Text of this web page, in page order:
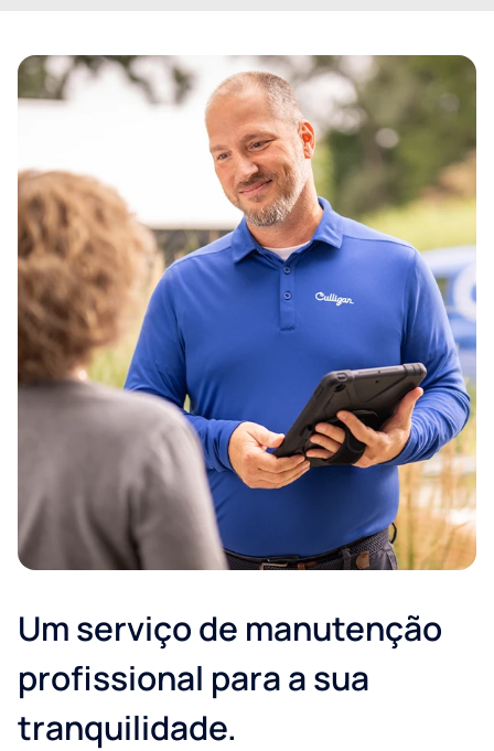
Escolher a melhor opção:
Casa
Empresa
E-mail
Telefone
Um serviço de manutenção
profissional para a sua
tranquilidade.